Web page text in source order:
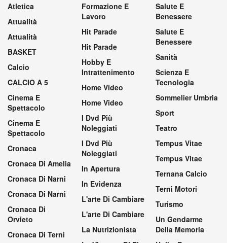
Atletica
Attualità
Attualità
BASKET
Calcio
CALCIO A 5
Cinema E
Spettacolo
Cinema E
Spettacolo
Cronaca
Cronaca Di Amelia
Cronaca Di Narni
Cronaca Di Narni
Cronaca Di
Orvieto
Cronaca Di Terni
Formazione E
Lavoro
Hit Parade
Hit Parade
Hobby E
Intrattenimento
Home Video
Home Video
I Dvd Più
Noleggiati
I Dvd Più
Noleggiati
In Apertura
In Evidenza
L'arte Di Cambiare
L'arte Di Cambiare
La Nutrizionista
Salute E
Benessere
Salute E
Benessere
Sanità
Scienza E
Tecnologia
Sommelier Umbria
Sport
Teatro
Tempus Vitae
Tempus Vitae
Ternana Calcio
Terni Motori
Turismo
Un Gendarme
Della Memoria